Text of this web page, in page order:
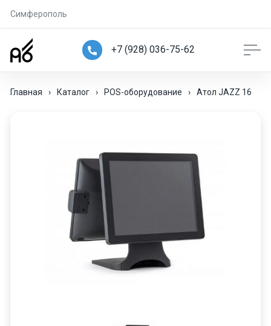
Симферополь
+7 (928) 036-75-62
Главная › Каталог › POS-оборудование › Атол JAZZ 16